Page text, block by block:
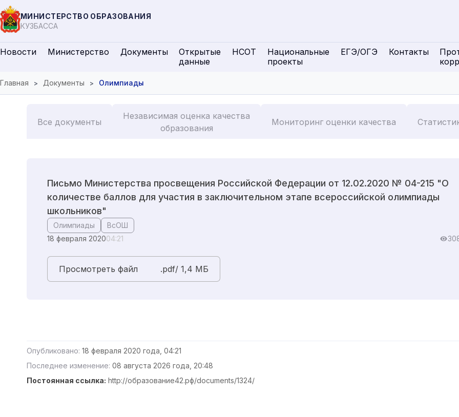
МИНИСТЕРСТВО ОБРАЗОВАНИЯ
КУЗБАССА
Новости Министерство Документы
Открытые
данные
НСОТ
Национальные
проекты
ЕГЭ/ОГЭ Контакты
Главная Документы Олимпиады
Все документы
Независимая оценка качества
образования
Мониторинг оценки качества
Письмо Министерства просвещения Российской Федерации от 12.02.2020 № 04-215 "О
количестве баллов для участия в заключительном этапе всероссийской олимпиады
школьников"
Олимпиады
ВсОШ
18 февраля 202004:21
Просмотреть файл .pdf/ 1,4 MБ
Опубликовано: 18 февраля 2020 года, 04:21
Последнее изменение: 08 августа 2026 года, 20:48
Постоянная ссылка: http://образование42.рф/documents/1324/